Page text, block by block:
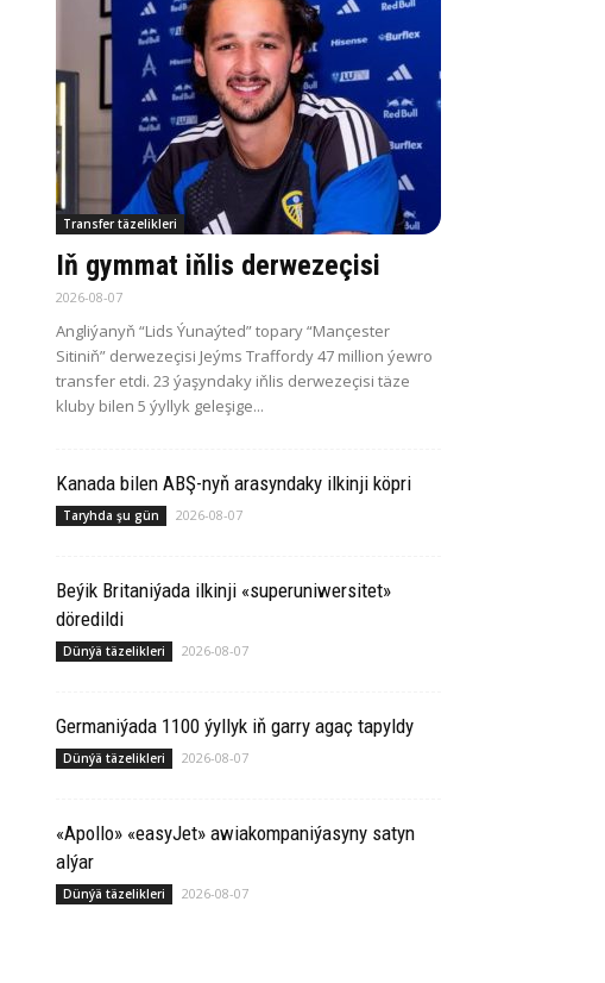
Transfer täzelikleri
Iň gymmat iňlis derwezeçisi
2026-08-07
Angliýanyň “Lids Ýunaýted” topary “Mançester
Sitiniň” derwezeçisi Jeýms Traffordy 47 million ýewro
transfer etdi. 23 ýaşyndaky iňlis derwezeçisi täze
kluby bilen 5 ýyllyk geleşige...
Ka­na­da bilen ABŞ-nyň arasyndaky ilkinji köp­ri
Taryhda şu gün 2026-08-07
Beýik Britaniýada ilkinji «superuniwersitet»
döredildi
Dünýä täzelikleri 2026-08-07
Germaniýada 1100 ýyllyk iň garry agaç tapyldy
Dünýä täzelikleri 2026-08-07
«Apollo» «easyJet» awiakompaniýasyny satyn
alýar
Dünýä täzelikleri 2026-08-07